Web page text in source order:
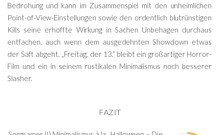
Bedrohung und kann im Zusammenspiel mit den unheimlichen
Point-of-View-Einstellungen sowie den ordentlich blutrünstigen
Kills seine erhoffte Wirkung in Sachen Unbehagen durchaus
entfachen, auch wenn dem ausgedehnten Showdown etwas
der Saft abgeht. „Freitag, der 13.“ bleibt ein großartiger Horror-
Film und ein in seinem rustikalen Minimalismus noch besserer
Slasher.
FAZIT